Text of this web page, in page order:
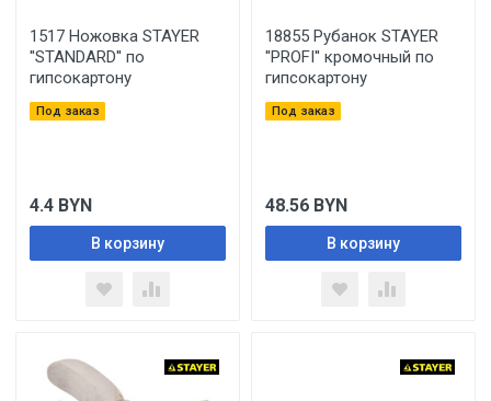
1517 Ножовка STAYER
''STANDARD'' по
гипсокартону
Под заказ
4.4 BYN
В корзину
18855 Рубанок STAYER
''PROFI'' кромочный по
гипсокартону
Под заказ
48.56 BYN
В корзину